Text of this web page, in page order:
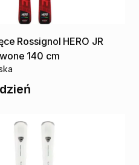
Rossignol HERO JR
140 cm
dzień